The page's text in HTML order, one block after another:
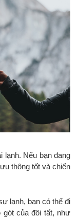
lạnh. Nếu bạn đang
thông tốt và chiến
lạnh, bạn có thể đi
gót của đôi tất, như